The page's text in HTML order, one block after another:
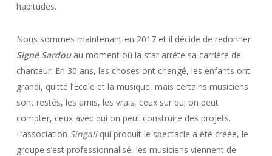
habitudes.
Nous sommes maintenant en 2017 et il décide de redonner
Signé Sardouau moment où la star arrête sa carrière de
chanteur. En 30 ans, les choses ont changé, les enfants ont
grandi, quitté l’Ecole et la musique, mais certains musiciens
sont restés, les amis, les vrais, ceux sur qui on peut
compter, ceux avec qui on peut construire des projets.
L’association Singaliqui produit le spectacle a été créée, le
groupe s’est professionnalisé, les musiciens viennent de